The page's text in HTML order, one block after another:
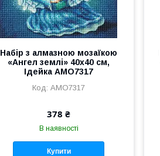
Набір з алмазною мозаїкою
«Ангел землі» 40х40 см,
Ідейка AMO7317
AMO7317
378 ₴
В наявності
Купити